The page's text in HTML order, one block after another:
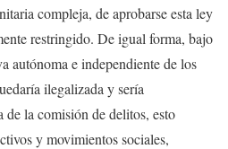
compleja, de aprobarse esta ley
restringido. De igual forma, bajo
autónoma e independiente de los
ilegalizada y sería
de la comisión de delitos, esto
y movimientos sociales,